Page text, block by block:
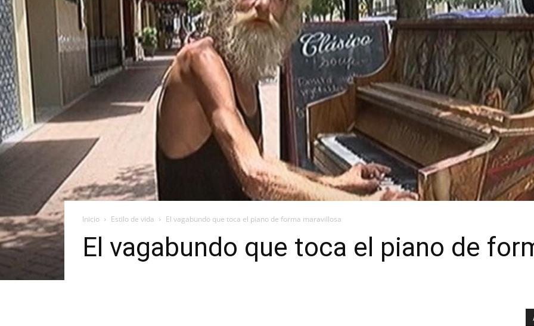
Inicio Estilo de vida El vagabundo que toca el piano de forma maravillosa
El vagabundo que toca el piano de